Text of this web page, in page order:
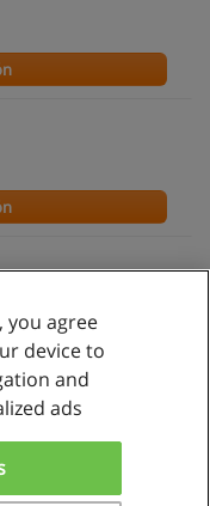
you agree
device to
and
ads